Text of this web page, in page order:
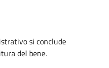
si conclude
del bene.